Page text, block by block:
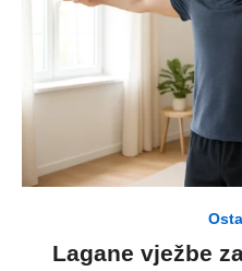
Lagane vježbe